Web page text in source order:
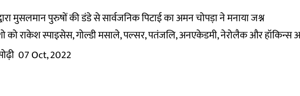
मुसलमान पुरुषों की डंडे से सार्वजनिक पिटाई का अमन चोपड़ा ने मनाया जश्न
राकेश स्पाइसेस, गोल्डी मसाले, पल्सर, पतंजलि, अनएकेडमी, नेरोलैक और हॉकिन्स आदि
07 Oct, 2022